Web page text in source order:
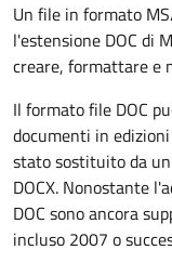
Un file in formato
l'estensione DOC di
creare, formattare e
Il formato file DOC
documenti in
stato sostituito da
DOCX. Nonostante
DOC sono ancora
incluso 2007 o